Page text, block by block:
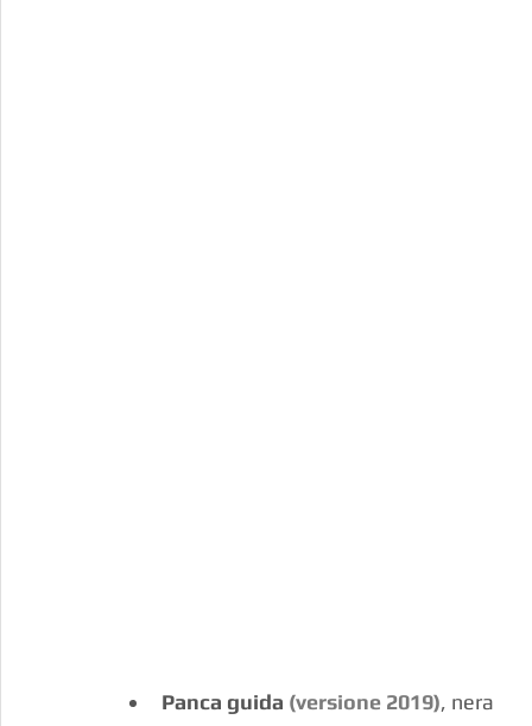
Panca guida (versione 2019), nera